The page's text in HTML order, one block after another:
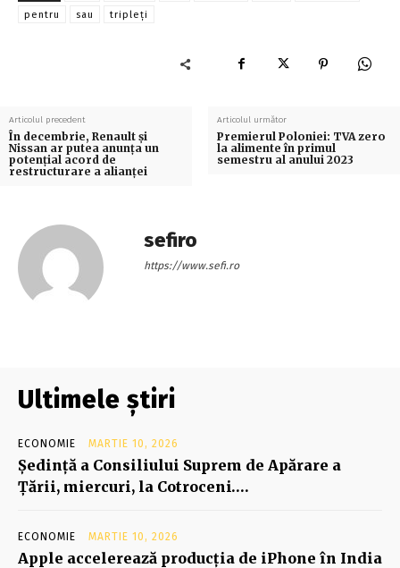
pentru
sau tripleți
Articolul precedent
În decembrie, Renault şi
Nissan ar putea anunţa un
potenţial acord de
restructurare a alianţei
Articolul următor
Premierul Poloniei: TVA zero
la alimente în primul
semestru al anului 2023
sefiro
https://www.sefi.ro
Ultimele știri
ECONOMIE MARTIE 10, 2026
Şedinţă a Consiliului Suprem de Apărare a
Ţării, miercuri, la Cotroceni….
ECONOMIE MARTIE 10, 2026
Apple accelerează producția de iPhone în India